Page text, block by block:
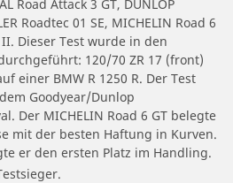
Road Attack 3 GT, DUNLOP
Roadtec 01 SE, MICHELIN Road 6
II. Dieser Test wurde in den
120/70 ZR 17 (front)
einer BMW R 1250 R. Der Test
Goodyear/Dunlop
Der MICHELIN Road 6 GT belegte
mit der besten Haftung in Kurven.
er den ersten Platz im Handling.